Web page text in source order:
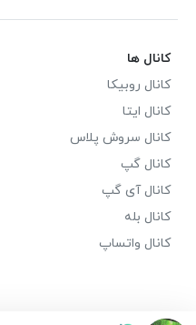
کانال ها
کانال روبیکا
کانال ایتا
کانال سروش پلاس
کانال گپ
کانال آی گپ
کانال بله
کانال واتساپ